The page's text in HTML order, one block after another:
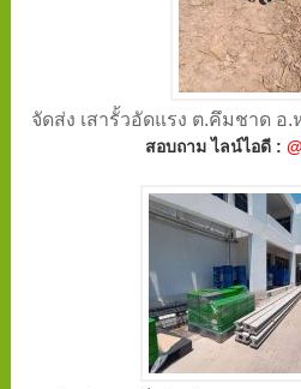
จัดส่ง เสารั้วอัดแรง ต.คึมชาด
สอบถาม ไลน์ไอดี :